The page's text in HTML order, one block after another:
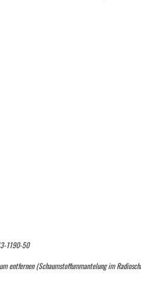
1190-50
entfernen (Schaumstoffummantelung im